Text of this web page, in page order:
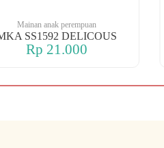
Mainan anak perempuan
SS1592 DELICOUS
Rp 21.000